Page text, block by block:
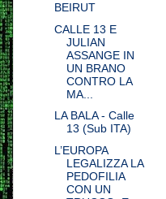
BEIRUT
CALLE 13 E
JULIAN
ASSANGE IN
UN BRANO
CONTRO LA
MA...
LA BALA - Calle
13 (Sub ITA)
L’EUROPA
LEGALIZZA LA
PEDOFILIA
CON UN